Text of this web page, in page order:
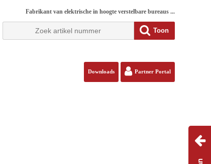
Fabrikant van elektrische in hoogte verstelbare bureaus ...
Toon
Downloads Partner Portal